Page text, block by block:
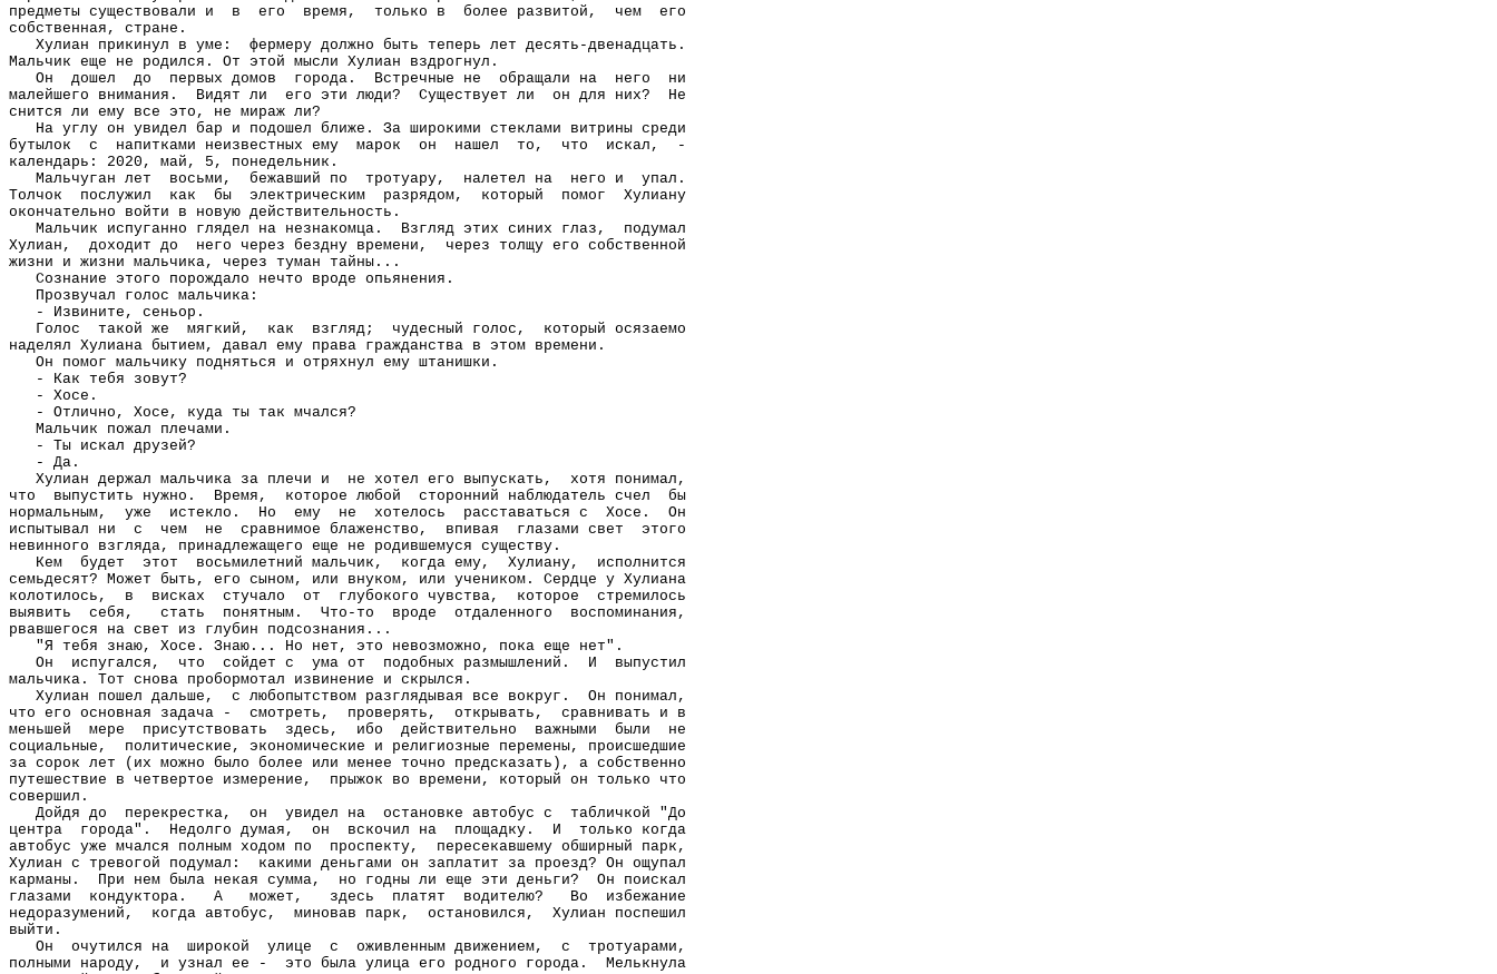
предметы существовали и
в его время, только в более развитой, чем
его
собственная, стране.
Хулиан прикинул в уме:
фермеру должно быть теперь лет десять-двенадцать.
Мальчик еще не родился. От этой мысли Хулиан вздрогнул.
Он
дошел до первых домов города. Встречные не обращали на него
ни
малейшего внимания.
Видят ли его эти люди? Существует ли он для них?
Не
снится ли ему все это, не мираж ли?
На углу он увидел бар и подошел ближе. За широкими стеклами витрины среди
бутылок
с напитками неизвестных ему марок он нашел то, что искал,
-
календарь: 2020, май, 5, понедельник.
Мальчуган лет
восьми, бежавший по тротуару, налетел на него и
упал.
Толчок
послужил как бы электрическим разрядом, который помог
Хулиану
окончательно войти в новую действительность.
Мальчик испуганно глядел на незнакомца.
Взгляд этих синих глаз,
подумал
Хулиан,
доходит до него через бездну времени,
через толщу его собственной
жизни и жизни мальчика, через туман тайны...
Сознание этого порождало нечто вроде опьянения.
Прозвучал голос мальчика:
- Извините, сеньор.
Голос
такой же мягкий, как взгляд; чудесный голос,
который осязаемо
наделял Хулиана бытием, давал ему права гражданства в этом времени.
Он помог мальчику подняться и отряхнул ему штанишки.
- Как тебя зовут?
- Хосе.
- Отлично, Хосе, куда ты так мчался?
Мальчик пожал плечами.
- Ты искал друзей?
- Да.
Хулиан держал мальчика за плечи и
не хотел его выпускать,
хотя понимал,
что
выпустить нужно. Время, которое любой сторонний наблюдатель счел
бы
нормальным,
уже истекло. Но ему не хотелось расставаться с Хосе.
Он
испытывал ни
с чем не сравнимое блаженство, впивая глазами свет
этого
невинного взгляда, принадлежащего еще не родившемуся существу.
Кем
будет этот восьмилетний мальчик, когда ему, Хулиану,
исполнится
семьдесят? Может быть, его сыном, или внуком, или учеником. Сердце у Хулиана
колотилось,
в висках стучало от глубокого чувства, которое
стремилось
выявить
себя, стать понятным. Что-то вроде отдаленного
воспоминания,
рвавшегося на свет из глубин подсознания...
"Я тебя знаю, Хосе. Знаю... Но нет, это невозможно, пока еще нет".
Он
испугался, что сойдет с ума от подобных размышлений. И
выпустил
мальчика. Тот снова пробормотал извинение и скрылся.
Хулиан пошел дальше,
с любопытством разглядывая все вокруг.
Он понимал,
что его основная задача -
смотреть, проверять, открывать,
сравнивать и в
меньшей
мере присутствовать здесь, ибо действительно важными были
не
социальные,
политические, экономические и религиозные перемены, происшедшие
за сорок лет (их можно было более или менее точно предсказать), а собственно
путешествие в четвертое измерение,
прыжок во времени, который он только что
совершил.
Дойдя до
перекрестка, он увидел на остановке автобус с
табличкой "До
центра
города". Недолго думая, он вскочил на площадку. И
только когда
автобус уже мчался полным ходом по
проспекту,
пересекавшему обширный парк,
Хулиан с тревогой подумал:
какими деньгами он заплатит за проезд? Он ощупал
карманы.
При нем была некая сумма, но годны ли еще эти деньги?
Он поискал
глазами
кондуктора. А может, здесь платят водителю? Во
избежание
недоразумений,
когда автобус, миновав парк, остановился,
Хулиан поспешил
выйти.
Он
очутился на широкой улице с оживленным движением, с
тротуарами,
полными народу,
и узнал ее - это была улица его родного города.
Мелькнула